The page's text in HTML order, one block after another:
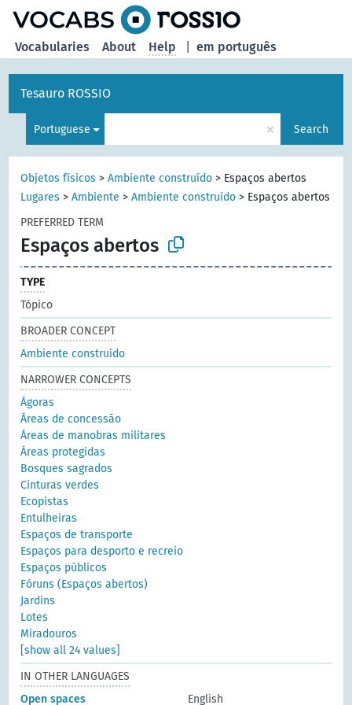
em português
Vocabularies About Help
Tesauro ROSSIO
Portuguese × Search
Objetos físicos >Ambiente construído > Espaços abertos
Lugares >Ambiente >Ambiente construído > Espaços abertos
PREFERRED TERM
Espaços abertos
TYPE
Tópico
BROADER CONCEPT
Ambiente construído
NARROWER CONCEPTS
Ágoras
Áreas de concessão
Áreas de manobras militares
Áreas protegidas
Bosques sagrados
Cinturas verdes
Ecopistas
Entulheiras
Espaços de transporte
Espaços para desporto e recreio
Espaços públicos
Fóruns (Espaços abertos)
Jardins
Lotes
Miradouros
[show all 24 values]
IN OTHER LANGUAGES
Open spaces
English